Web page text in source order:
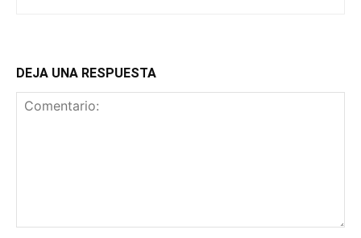
DEJA UNA RESPUESTA